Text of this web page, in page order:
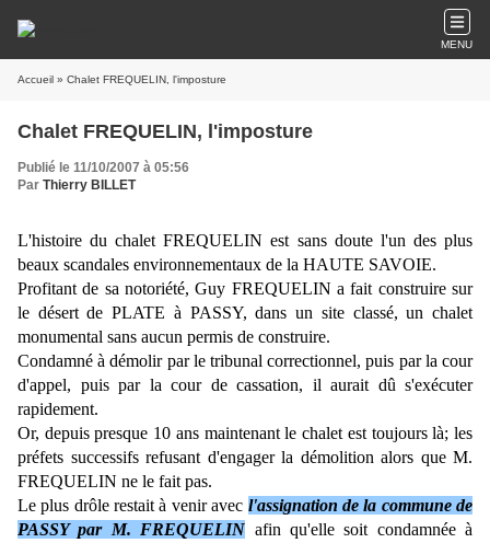
MENU
Accueil » Chalet FREQUELIN, l'imposture
Chalet FREQUELIN, l'imposture
Publié le 11/10/2007 à 05:56
Par Thierry BILLET
L'histoire du chalet FREQUELIN est sans doute l'un des plus
beaux scandales environnementaux de la HAUTE SAVOIE.
Profitant de sa notoriété, Guy FREQUELIN a fait construire sur
le désert de PLATE à PASSY, dans un site classé, un chalet
monumental sans aucun permis de construire.
Condamné à démolir par le tribunal correctionnel, puis par la cour
d'appel, puis par la cour de cassation, il aurait dû s'exécuter
rapidement.
Or, depuis presque 10 ans maintenant le chalet est toujours là; les
préfets successifs refusant d'engager la démolition alors que M.
FREQUELIN ne le fait pas.
Le plus drôle restait à venir avec l'assignation de la commune de
PASSY par M. FREQUELIN afin qu'elle soit condamnée à